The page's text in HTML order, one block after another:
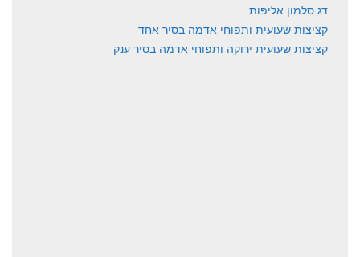
דג סלמון אליפות
קציצות שעועית ותפוחי אדמה בסיר אחד
קציצות שעועית ירוקה ותפוחי אדמה בסיר ענק